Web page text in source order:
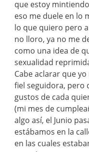
que estoy
eso me duele en lo
lo que quiero pero
no lloro, ya no me
como una idea de
sexualidad
Cabe aclarar que
fiel seguidora, pero
gustos de cada
(mi mes de
algo así, el Junio
estábamos en la
en las cuales